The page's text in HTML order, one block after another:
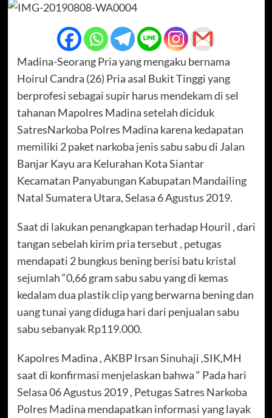
Madina-Seorang Pria yang mengaku bernama
Hoirul Candra (26) Pria asal Bukit Tinggi yang
berprofesi sebagai supir harus mendekam di sel
tahanan Mapolres Madina setelah diciduk
SatresNarkoba Polres Madina karena kedapatan
memiliki 2 paket narkoba jenis sabu sabu di Jalan
Banjar Kayu ara Kelurahan Kota Siantar
Kecamatan Panyabungan Kabupatan Mandailing
Natal Sumatera Utara, Selasa 6 Agustus 2019.
Saat di lakukan penangkapan terhadap Houril , dari
tangan sebelah kirim pria tersebut , petugas
mendapati 2 bungkus bening berisi batu kristal
sejumlah “0,66 gram sabu sabu yang di kemas
kedalam dua plastik clip yang berwarna bening dan
uang tunai yang diduga hari dari penjualan sabu
sabu sebanyak Rp119.000.
Kapolres Madina , AKBP Irsan Sinuhaji ,SIK,MH
saat di konfirmasi menjelaskan bahwa “ Pada hari
Selasa 06 Agustus 2019 , Petugas Satres Narkoba
Polres Madina mendapatkan informasi yang layak